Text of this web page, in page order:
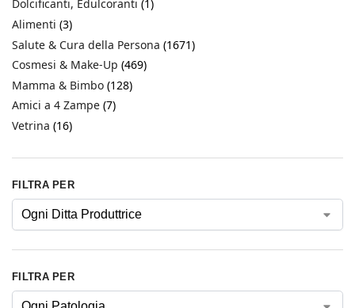
Dolcificanti, Edulcoranti (1)
Alimenti (3)
Salute & Cura della Persona (1671)
Cosmesi & Make-Up (469)
Mamma & Bimbo (128)
Amici a 4 Zampe (7)
Vetrina (16)
FILTRA PER
FILTRA PER